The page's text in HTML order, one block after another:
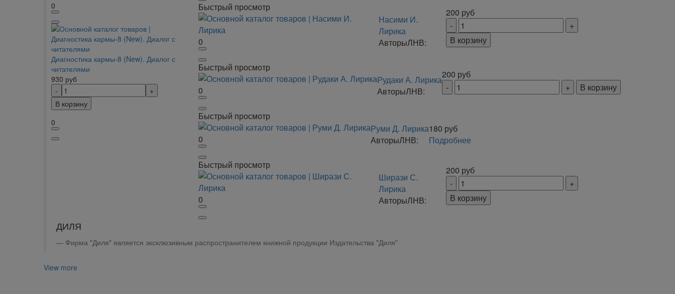
0
Диагностика кармы-8 (New). Диалог с
читателями
930 руб
В корзину
0
Быстрый просмотр
0
Насими И.
Лирика
АвторыЛНВ:
200 руб
В корзину
Быстрый просмотр
0
Рудаки А. Лирика
АвторыЛНВ:
200 руб
В корзину
Быстрый просмотр
0
Руми Д. Лирика
АвторыЛНВ:
180 руб
Подробнее
Быстрый просмотр
0
Ширази С.
Лирика
АвторыЛНВ:
200 руб
В корзину
ДИЛЯ
Фирма "Диля" является эксклюзивным распространителем книжной продукции Издательства "Диля"
View more